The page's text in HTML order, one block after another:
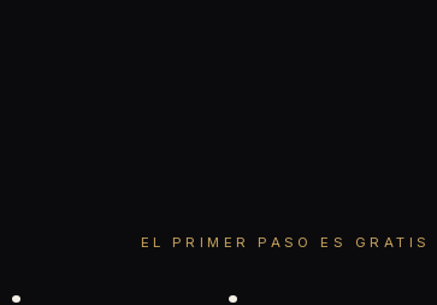
EL PRIMER PASO ES GRATIS